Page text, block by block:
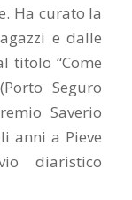
Ha curato la
e dalle
titolo “Come
Seguro
Saverio
anni a Pieve
diaristico